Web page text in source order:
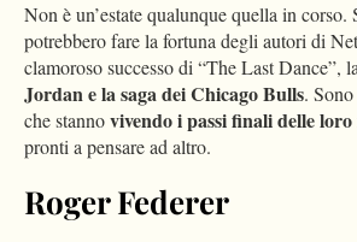
Non è un’estate qualunque quella in corso.
potrebbero fare la fortuna degli autori di
clamoroso successo di “The Last Dance”,
Jordan e la saga dei Chicago Bulls.
che stannovivendo i passi finali delle
pronti a pensare ad altro.
Roger Federer